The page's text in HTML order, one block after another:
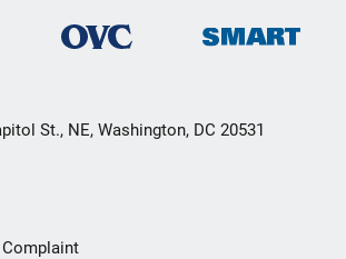
St., NE, Washington, DC 20531